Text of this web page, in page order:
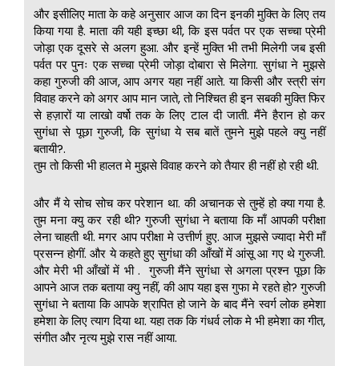
और इसीलिए माता के कहे अनुसार आज का दिन इनकी मुक्ति के लिए तय
किया गया है. माता की यही इच्छा थी, कि इस पर्वत पर एक सच्चा प्रेमी
जोड़ा एक दूसरे से अलग हुआ. और इन्हें मुक्ति भी तभी मिलेगी जब इसी
पर्वत पर पुनः एक सच्चा प्रेमी जोड़ा दोबारा से मिलेगा. सुगंधा ने मुझसे
कहा गुरुजी की आज, आप अगर यहा नहीं आते. या किसी और स्त्री संग
विवाह करने को अगर आप मान जाते, तो निश्चित ही इन सबकी मुक्ति फिर
से हज़ारों या लाखो वर्षो तक के लिए टाल दी जाती. मैंने हैरान हो कर
सुगंधा से पूछा गुरुजी, कि सुगंधा ये सब बातें तुमने मुझे पहले क्यु नहीं
बतायी?.
तुम तो किसी भी हालत मे मुझसे विवाह करने को तैयार ही नहीं हो रही थी.
और मैं ये सोच सोच कर परेशान था. की अचानक से तुम्हें हो क्या गया है.
तुम मना क्यु कर रही थी? गुरुजी सुगंधा ने बताया कि माँ आपकी परीक्षा
लेना चाहती थी. मगर आप परीक्षा मे उत्तीर्ण हुए. आज मुझसे ज्यादा मेरी माँ
प्रसन्न होगीं. और ये कहते हुए सुगंधा की आँखों में आंसू आ गए थे गुरुजी.
और मेरी भी आँखों में भी . गुरुजी मैंने सुगंधा से अगला प्रश्न पूछा कि
आपने आज तक बताया क्यु नहीं, की आप यहा इस गुफा मे रहते हो? गुरुजी
सुगंधा ने बताया कि आपके श्रापित हो जाने के बाद मैंने स्वर्ग लोक हमेशा
हमेशा के लिए त्याग दिया था. यहा तक कि गंधर्व लोक मे भी हमेशा का गीत,
संगीत और नृत्य मुझे रास नहीं आया.